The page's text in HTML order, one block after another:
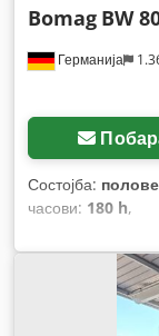
Германија
Bomag BW
Состојба:
часови: 180 h,